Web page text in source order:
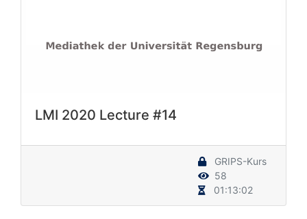
LMI 2020 Lecture #14
GRIPS-Kurs
58
01:13:02